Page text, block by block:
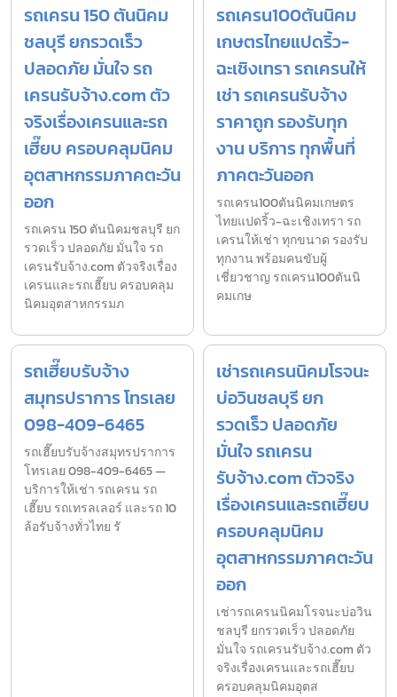
รถเครน 150 ตันนิคม
ชลบุรี ยกรวดเร็ว
ปลอดภัย มั่นใจ รถ
เครนรับจ้าง.com ตัว
จริงเรื่องเครนและรถ
เฮี๊ยบ ครอบคลุมนิคม
อุตสาหกรรมภาคตะวัน
ออก
รถเครน 150 ตันนิคมชลบุรี ยก
รวดเร็ว ปลอดภัย มั่นใจ รถ
เครนรับจ้าง.com ตัวจริงเรื่อง
เครนและรถเฮี๊ยบ ครอบคลุม
นิคมอุตสาหกรรมภ
รถเครน100ตันนิคม
เกษตรไทยแปดริ้ว-
ฉะเชิงเทรา รถเครนให้
เช่า รถเครนรับจ้าง
ราคาถูก รองรับทุก
งาน บริการ ทุกพื้นที่
ภาคตะวันออก
รถเครน100ตันนิคมเกษตร
ไทยแปดริ้ว-ฉะเชิงเทรา รถ
เครนให้เช่า ทุกขนาด รองรับ
ทุกงาน พร้อมคนขับผู้
เชี่ยวชาญ รถเครน100ตันนิ
คมเกษ
รถเฮี๊ยบรับจ้าง
สมุทรปราการ โทรเลย
098-409-6465
รถเฮี๊ยบรับจ้างสมุทรปราการ
โทรเลย 098-409-6465 —
บริการให้เช่า รถเครน รถ
เฮี๊ยบ รถเทรลเลอร์ และรถ 10
ล้อรับจ้างทั่วไทย รั
เช่ารถเครนนิคมโรจนะ
บ่อวินชลบุรี ยก
รวดเร็ว ปลอดภัย
มั่นใจ รถเครน
รับจ้าง.com ตัวจริง
เรื่องเครนและรถเฮี๊ยบ
ครอบคลุมนิคม
อุตสาหกรรมภาคตะวัน
ออก
เช่ารถเครนนิคมโรจนะบ่อวิน
ชลบุรี ยกรวดเร็ว ปลอดภัย
มั่นใจ รถเครนรับจ้าง.com ตัว
จริงเรื่องเครนและรถเฮี๊ยบ
ครอบคลุมนิคมอุตส